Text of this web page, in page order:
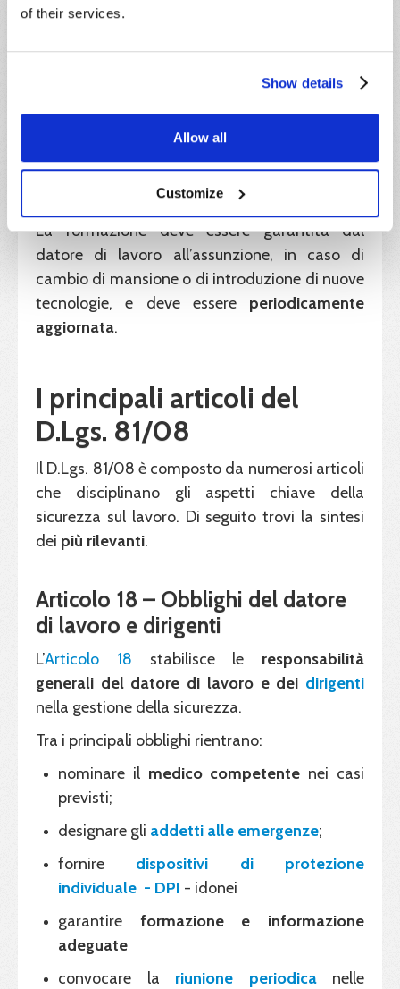
of their services.
Show details
Allow all
Customize
riguarda laformazione e l’informazione dei
connessi alla propria mansione, sapere come
prevenirli, e utilizzare correttamente le
attrezzature e i dispositivi di protezione.
La formazione deve essere garantita dal
datore di lavoro all’assunzione, in caso di
cambio di mansione o di introduzione di nuove
tecnologie, e deve essere periodicamente
aggiornata.
I principali articoli del
D.Lgs. 81/08
Il D.Lgs. 81/08 è composto da numerosi articoli
che disciplinano gli aspetti chiave della
sicurezza sul lavoro. Di seguito trovi la sintesi
dei più rilevanti.
Articolo 18 – Obblighi del datore
di lavoro e dirigenti
L’Articolo 18 stabilisce le responsabilità
generali del datore di lavoro e dei dirigenti
nella gestione della sicurezza.
Tra i principali obblighi rientrano:
nominare il medico competente nei casi
previsti;
designare gli addetti alle emergenze;
fornire dispositivi di protezione
individuale - DPI - idonei
garantire formazione e informazione
adeguate
convocare la riunione periodicanelle